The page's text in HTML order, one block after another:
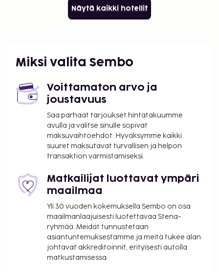
Näytä kaikki hotellit
Miksi valita Sembo
Voittamaton arvo ja
joustavuus
Saa parhaat tarjoukset hintatakuumme
avulla ja valitse sinulle sopivat
maksuvaihtoehdot. Hyväksymme kaikki
suuret maksutavat turvallisen ja helpon
transaktion varmistamiseksi.
Matkailijat luottavat ympäri
maailmaa
Yli 30 vuoden kokemuksella Sembo on osa
maailmanlaajuisesti luotettavaa Stena-
ryhmää. Meidät tunnustetaan
asiantuntemuksestamme ja meitä tukee alan
johtavat akkreditoinnit, erityisesti autolla
matkustamisessa.